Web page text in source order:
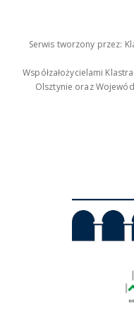
Serwis tworzony przez:
Współzałożycielami
Olsztynie oraz